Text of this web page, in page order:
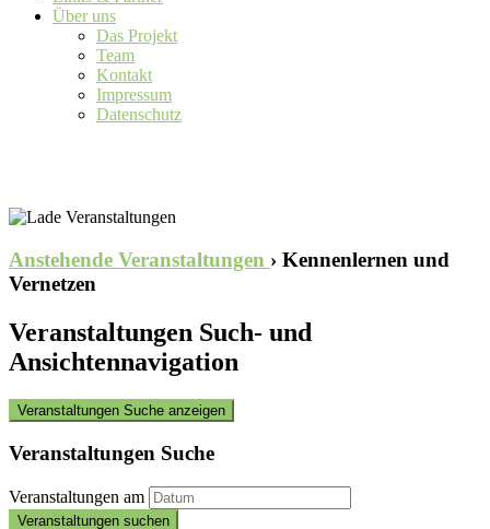
Über uns
Das Projekt
Team
Kontakt
Impressum
Datenschutz
Anstehende Veranstaltungen › Kennenlernen und
Vernetzen
Veranstaltungen Such- und
Ansichtennavigation
Veranstaltungen Suche anzeigen
Veranstaltungen Suche
Veranstaltungen am